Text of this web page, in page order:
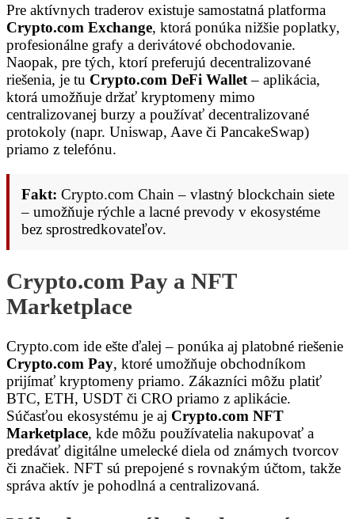
Pre aktívnych traderov existuje samostatná platforma
Crypto.com Exchange, ktorá ponúka nižšie poplatky,
profesionálne grafy a derivátové obchodovanie.
Naopak, pre tých, ktorí preferujú decentralizované
riešenia, je tu Crypto.com DeFi Wallet– aplikácia,
ktorá umožňuje držať kryptomeny mimo
centralizovanej burzy a používať decentralizované
protokoly (napr. Uniswap, Aave či PancakeSwap)
priamo z telefónu.
Fakt: Crypto.com Chain – vlastný blockchain siete
– umožňuje rýchle a lacné prevody v ekosystéme
bez sprostredkovateľov.
Crypto.com Pay a NFT
Marketplace
Crypto.com ide ešte ďalej – ponúka aj platobné riešenie
Crypto.com Pay, ktoré umožňuje obchodníkom
prijímať kryptomeny priamo. Zákazníci môžu platiť
BTC, ETH, USDT či CRO priamo z aplikácie.
Súčasťou ekosystému je aj Crypto.com NFT
Marketplace, kde môžu používatelia nakupovať a
predávať digitálne umelecké diela od známych tvorcov
či značiek. NFT sú prepojené s rovnakým účtom, takže
správa aktív je pohodlná a centralizovaná.